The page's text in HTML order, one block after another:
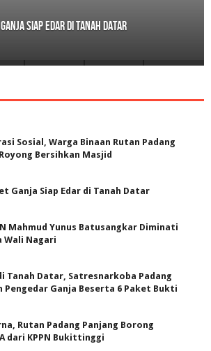
Siap Edar di Tanah Datar
Sosial, Warga Binaan Rutan Padang
Bersihkan Masjid
Ganja Siap Edar di Tanah Datar
Mahmud Yunus Batusangkar Diminati
Wali Nagari
Tanah Datar, Satresnarkoba Padang
Pengedar Ganja Beserta 6 Paket Bukti
Rutan Padang Panjang Borong
dari KPPN Bukittinggi